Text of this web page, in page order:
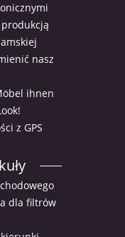
nasz
ihnen
z GPS
dla filtrów